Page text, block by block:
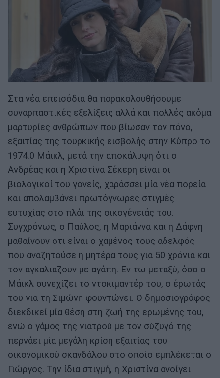
Στα νέα επεισόδια θα παρακολουθήσουμε
συναρπαστικές εξελίξεις αλλά και πολλές ακόμα
μαρτυρίες ανθρώπων που βίωσαν τον πόνο,
εξαιτίας της τουρκικής εισβολής στην Κύπρο το
1974.0 Μάικλ, μετά την αποκάλυψη ότι ο
Ανδρέας και η Χριστίνα Σέκερη είναι οι
βιολογικοί του γονείς, χαράσσει μία νέα πορεία
και απολαμβάνει πρωτόγνωρες στιγμές
ευτυχίας στο πλάι της οικογένειάς του.
Συγχρόνως, ο Παύλος, η Μαριάννα και η Δάφνη
μαθαίνουν ότι είναι ο χαμένος τους αδελφός
που αναζητούσε η μητέρα τους για 50 χρόνια και
τον αγκαλιάζουν με αγάπη. Εν τω μεταξύ, όσο ο
Μάικλ συνεχίζει το ντοκιμαντέρ του, ο έρωτάς
του για τη Σιμώνη φουντώνει. Ο δημοσιογράφος
διεκδικεί μία θέση στη ζωή της ερωμένης του,
ενώ ο γάμος της γιατρού με τον σύζυγό της
περνάει μία μεγάλη κρίση εξαιτίας του
οικονομικού σκανδάλου στο οποίο εμπλέκεται ο
Γιώργος. Την ίδια στιγμή, η Χριστίνα ανοίγει